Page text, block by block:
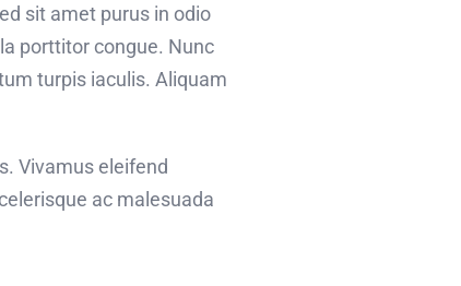
sit amet purus in odio
porttitor congue. Nunc
turpis iaculis. Aliquam
Vivamus eleifend
ac malesuada